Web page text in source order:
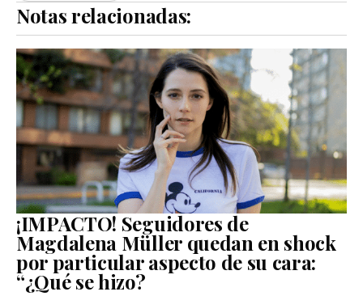
Notas relacionadas:
¡IMPACTO! Seguidores de
Magdalena Müller quedan en shock
por particular aspecto de su cara:
“¿Qué se hizo?